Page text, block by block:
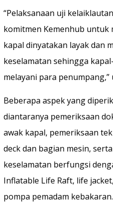
“Pelaksanaan uji
komitmen Kemenhub untuk
kapal dinyatakan layak dan
keselamatan sehingga
melayani para penumpang,”
Beberapa aspek yang
diantaranya pemeriksaan
awak kapal, pemeriksaan
deck dan bagian mesin,
keselamatan berfungsi
Inflatable Life Raft, life
pompa pemadam kebakaran.